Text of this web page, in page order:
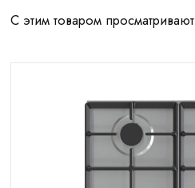
С этим товаром просматривают